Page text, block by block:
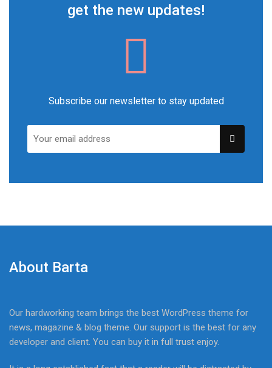
get the new updates!
Subscribe our newsletter to stay updated
About Barta
Our hardworking team brings the best WordPress theme for
news, magazine & blog theme. Our support is the best for any
developer and client. You can buy it in full trust enjoy.